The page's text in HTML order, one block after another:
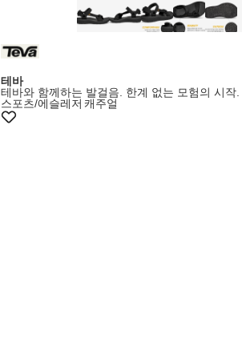
테바
테바와 함께하는 발걸음. 한계 없는 모험의 시작.
스포츠/에슬레저 캐주얼